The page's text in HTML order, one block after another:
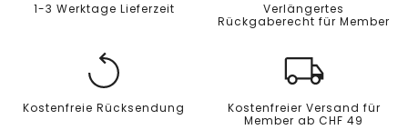
1-3 Werktage Lieferzeit
Verlängertes
Rückgaberecht für Member
Kostenfreie Rücksendung
Kostenfreier Versand für
Member ab CHF 49